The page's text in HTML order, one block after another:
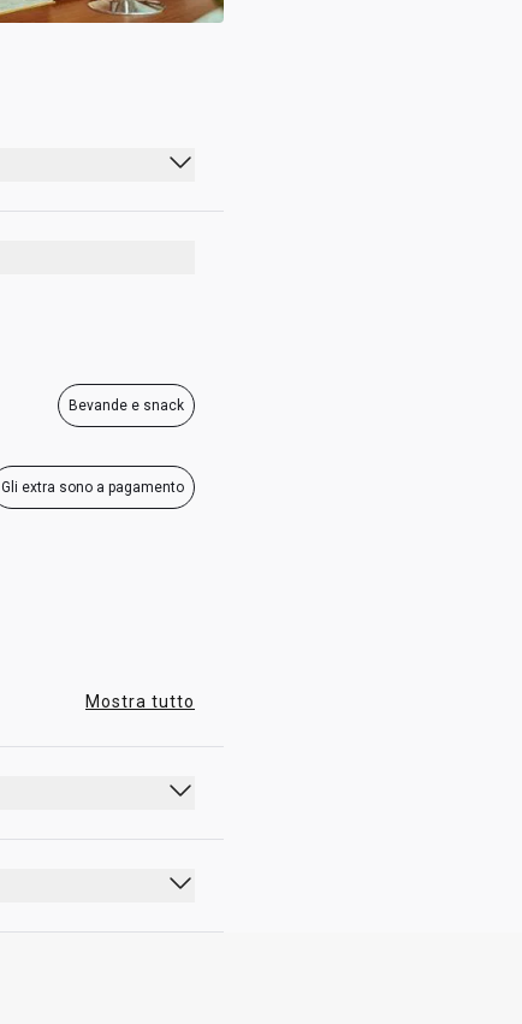
00:00 - 23:59
00:00 - 23:59
00:00 - 23:59
Bevande e snack
Gli extra sono a pagamento
Mostra tutto